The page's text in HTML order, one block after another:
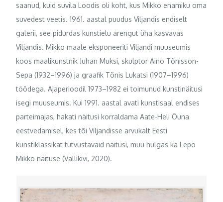
saanud, kuid suvila Loodis oli koht, kus Mikko enamiku oma
suvedest veetis. 1961. aastal puudus Viljandis endiselt
galerii, see pidurdas kunstielu arengut üha kasvavas
Viljandis. Mikko maale eksponeeriti Viljandi muuseumis
koos maalikunstnik Juhan Muksi, skulptor Aino Tõnisson-
Sepa (1932–1996) ja graafik Tõnis Lukatsi (1907–1996)
töödega. Ajaperioodil 1973–1982 ei toimunud kunstinäitusi
isegi muuseumis. Kui 1991. aastal avati kunstisaal endises
parteimajas, hakati näitusi korraldama Aate-Heli Õuna
eestvedamisel, kes tõi Viljandisse arvukalt Eesti
kunstiklassikat tutvustavaid näitusi, muu hulgas ka Lepo
Mikko näituse (Vallikivi, 2020).